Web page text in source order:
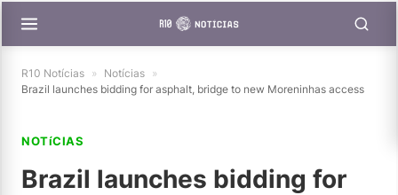
R10 Notícias » Notícias »
Brazil launches bidding for asphalt, bridge to new Moreninhas access
NOTíCIAS
Brazil launches bidding for